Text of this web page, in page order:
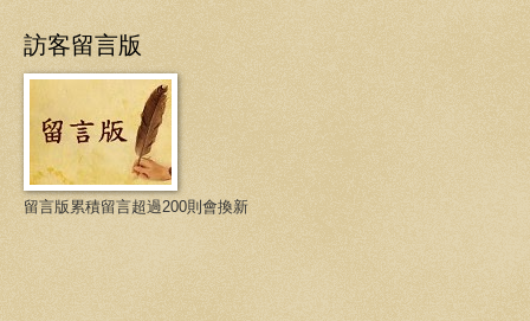
訪客留言版
留言版累積留言超過200則會換新